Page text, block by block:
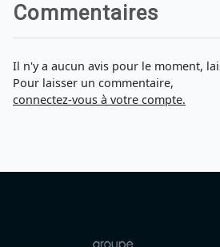
Commentaires
Il n'y a aucun avis pour le moment,
Pour laisser un commentaire,
connectez-vous à votre compte.